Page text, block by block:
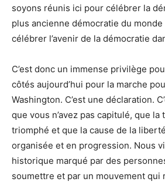
soyons réunis ici pour célébrer la
plus ancienne démocratie du
célébrer l’avenir de la démocratie
C’est donc un immense privilège
côtés aujourd’hui pour la marche
Washington. C’est une déclaration.
que vous n’avez pas capitulé, que la
triomphé et que la cause de la
organisée et en progression. Nous
historique marqué par des
soumettre et par un mouvement qui